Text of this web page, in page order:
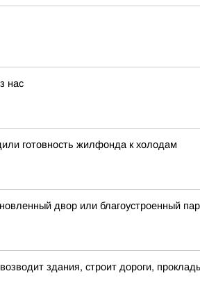
нас
готовность жилфонда к холодам
двор или благоустроенный
здания, строит дороги,